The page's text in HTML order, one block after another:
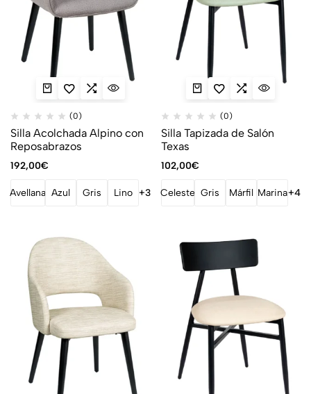
(0)
Silla Acolchada Alpino con
Reposabrazos
192,00€
Avellana Azul Gris Lino +3
(0)
Silla Tapizada de Salón
Texas
102,00€
Celeste Gris Márfil Marina+4